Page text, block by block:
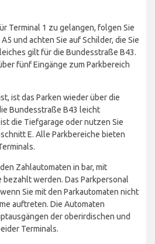
Terminal 1 zu gelangen, folgen Sie
und achten Sie auf Schilder, die Sie
gilt für die Bundesstraße B43.
fünf Eingänge zum Parkbereich
ist das Parken wieder über die
Bundesstraße B43 leicht
die Tiefgarage oder nutzen Sie
E. Alle Parkbereiche bieten
Zahlautomaten in bar, mit
bezahlt werden. Das Parkpersonal
Sie mit den Parkautomaten nicht
auftreten. Die Automaten
der oberirdischen und
Terminals.